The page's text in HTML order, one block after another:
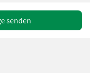
senden